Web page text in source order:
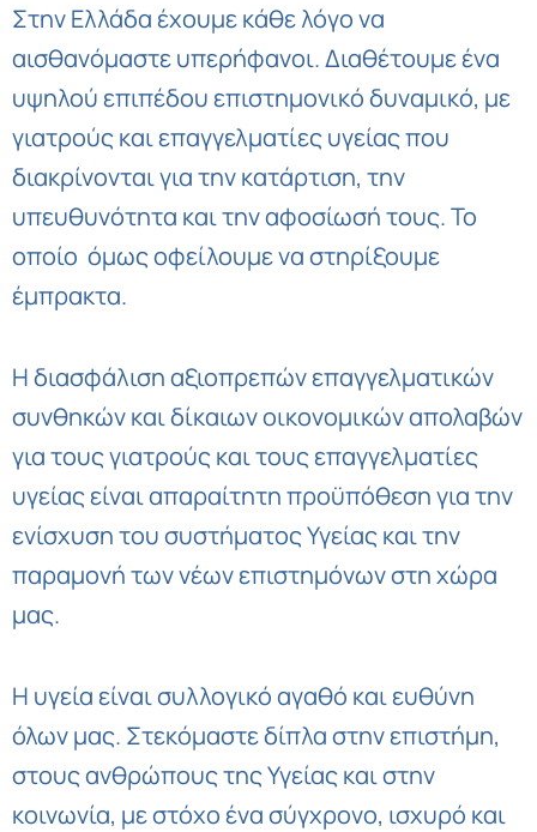
Στην Ελλάδα έχουμε κάθε λόγο να
αισθανόμαστε υπερήφανοι. Διαθέτουμε ένα
υψηλού επιπέδου επιστημονικό δυναμικό, με
γιατρούς και επαγγελματίες υγείας που
διακρίνονται για την κατάρτιση, την
υπευθυνότητα και την αφοσίωσή τους. Το
οποίο όμως οφείλουμε να στηρίξουμε
έμπρακτα.
Η διασφάλιση αξιοπρεπών επαγγελματικών
συνθηκών και δίκαιων οικονομικών απολαβών
για τους γιατρούς και τους επαγγελματίες
υγείας είναι απαραίτητη προϋπόθεση για την
ενίσχυση του συστήματος Υγείας και την
παραμονή των νέων επιστημόνων στη χώρα
μας.
Η υγεία είναι συλλογικό αγαθό και ευθύνη
όλων μας. Στεκόμαστε δίπλα στην επιστήμη,
στους ανθρώπους της Υγείας και στην
κοινωνία, με στόχο ένα σύγχρονο, ισχυρό και